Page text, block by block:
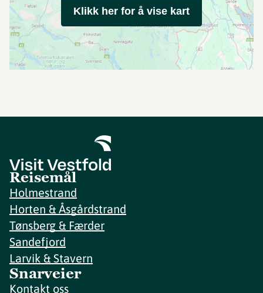
Klikk her for å vise kart
Reisemål
Holmestrand
Horten & Åsgårdstrand
Tønsberg & Færder
Sandefjord
Larvik & Stavern
Snarveier
Kontakt oss